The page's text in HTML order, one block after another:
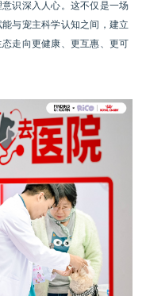
识深入人心。这不仅是一场
与宠主科学认知之间，建立
走向更健康、更互惠、更可